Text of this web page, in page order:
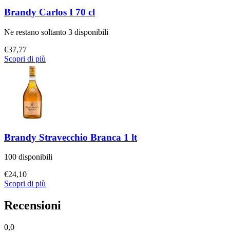
Brandy Carlos I 70 cl
Ne restano soltanto 3 disponibili
€37,77
Scopri di più
Brandy Stravecchio Branca 1 lt
100 disponibili
€24,10
Scopri di più
Recensioni
0,0